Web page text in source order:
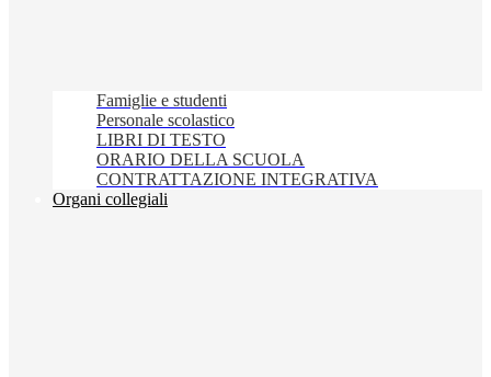
Famiglie e studenti
Personale scolastico
LIBRI DI TESTO
ORARIO DELLA SCUOLA
CONTRATTAZIONE INTEGRATIVA
Organi collegiali